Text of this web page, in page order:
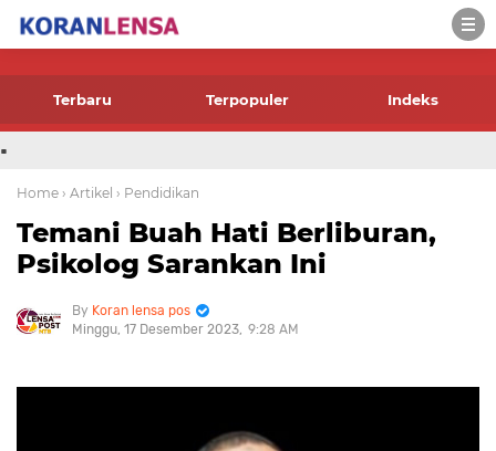
-->
Terbaru Terpopuler Indeks
.
Home › Artikel › Pendidikan
Temani Buah Hati Berliburan,
Psikolog Sarankan Ini
Koran lensa pos
Minggu, 17 Desember 2023 9:28 AM